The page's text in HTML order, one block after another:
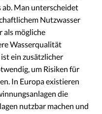
ab. Man unterscheidet
Nutzwasser
als mögliche
Wasserqualität
ein zusätzlicher
um Risiken für
In Europa existieren
die
nutzbar machen und